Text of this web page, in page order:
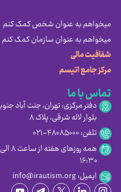
میخواهم به عنوان شخص کمک کنم
میخواهم به عنوان سازمان کمک کنم
شفافیت مالی
مرکز جامع اتیسم
تماس با ما
دفتر مرکزی: تهران، جنت آباد
بلوار لاله شرقی، پلاک ۸
تلفن: ۴۸۰۸۵۰۰۰-۰۲۱
همه روزهای هفته از ساعت ۸ الی
۱۶:۳۰
ایمیل: info@irautism.org